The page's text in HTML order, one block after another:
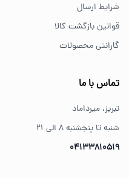
شرایط ارسال
قوانین بازگشت کالا
گارانتی محصولات
تماس با ما
تبریز، میرداماد
شنبه تا پنجشنبه ۸ الی ۲۱
04133810519